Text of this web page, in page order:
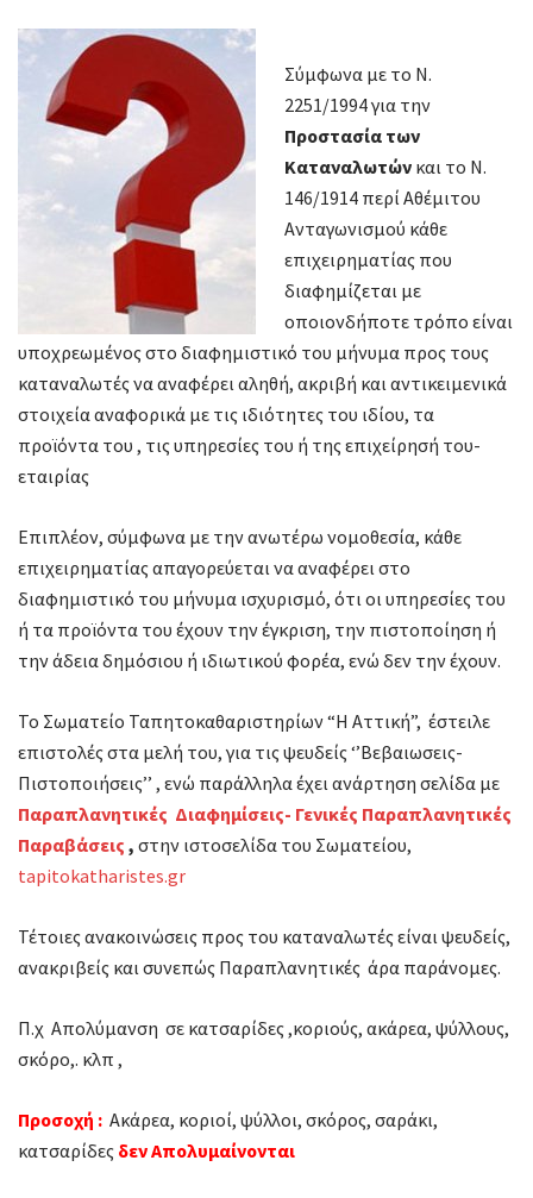
Σύμφωνα με το Ν.
2251/1994 για την
Προστασία των
Καταναλωτών και το Ν.
146/1914 περί Αθέμιτου
Ανταγωνισμού κάθε
επιχειρηματίας που
διαφημίζεται με
οποιονδήποτε τρόπο είναι
υποχρεωμένος στο διαφημιστικό του μήνυμα προς τους
καταναλωτές να αναφέρει αληθή, ακριβή και αντικειμενικά
στοιχεία αναφορικά με τις ιδιότητες του ιδίου, τα
προϊόντα του , τις υπηρεσίες του ή της επιχείρησή του-
εταιρίας
Επιπλέον, σύμφωνα με την ανωτέρω νομοθεσία, κάθε
επιχειρηματίας απαγορεύεται να αναφέρει στο
διαφημιστικό του μήνυμα ισχυρισμό, ότι οι υπηρεσίες του
ή τα προϊόντα του έχουν την έγκριση, την πιστοποίηση ή
την άδεια δημόσιου ή ιδιωτικού φορέα, ενώ δεν την έχουν.
Το Σωματείο Ταπητοκαθαριστηρίων “Η Αττική”, έστειλε
επιστολές στα μελή του, για τις ψευδείς ‘’Βεβαιωσεις-
Πιστοποιήσεις’’ , ενώ παράλληλα έχει ανάρτηση σελίδα με
Παραπλανητικές Διαφημίσεις- Γενικές Παραπλανητικές
Παραβάσεις , στην ιστοσελίδα του Σωματείου,
tapitokatharistes.gr
Τέτοιες ανακοινώσεις προς του καταναλωτές είναι ψευδείς,
ανακριβείς και συνεπώς Παραπλανητικές άρα παράνομες.
Π.χ Απολύμανση σε κατσαρίδες ,κοριούς, ακάρεα, ψύλλους,
σκόρο,. κλπ ,
Προσοχή : Ακάρεα, κοριοί, ψύλλοι, σκόρος, σαράκι,
κατσαρίδες δεν Απολυμαίνονται